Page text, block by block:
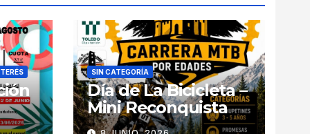
SIN CATEGORÍA
Día de La Bicicleta –
Mini Reconquista